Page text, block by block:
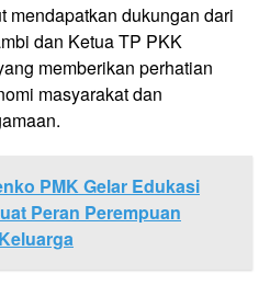
mendapatkan dukungan dari
dan Ketua TP PKK
memberikan perhatian
masyarakat dan
PMK Gelar Edukasi
Peran Perempuan